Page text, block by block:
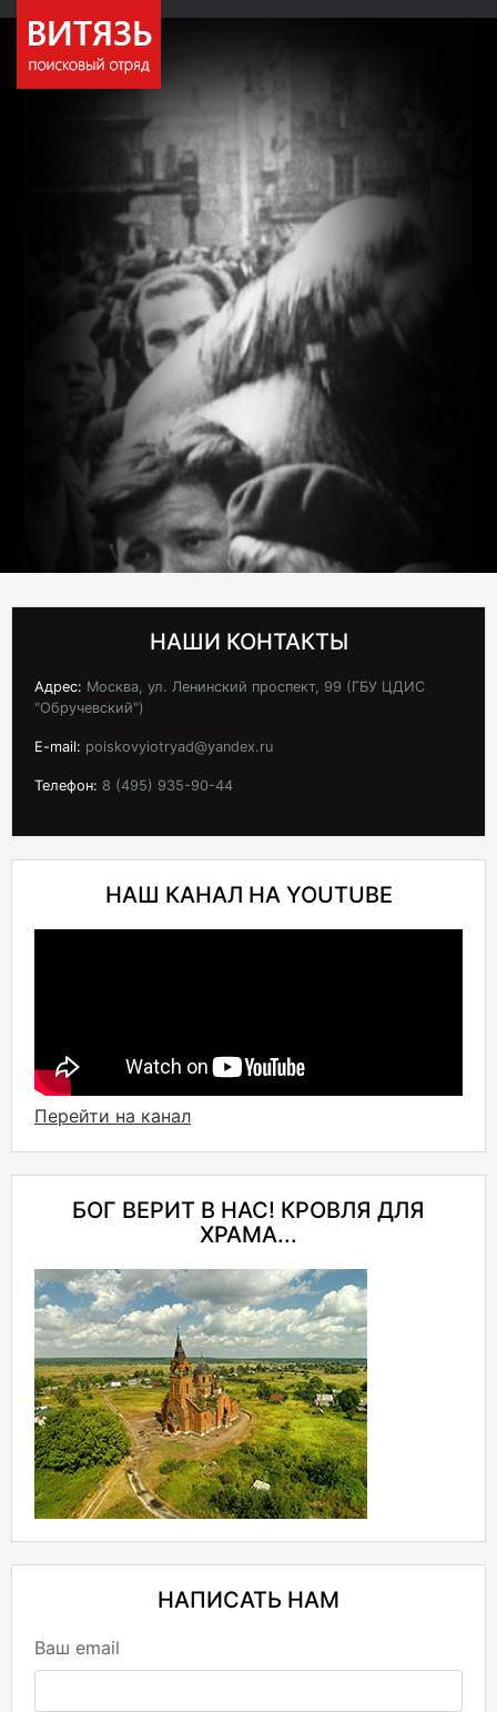
НАШИ КОНТАКТЫ
Адрес: Москва, ул. Ленинский проспект, 99 (ГБУ ЦДИС
"Обручевский")
E-mail: poiskovyiotryad@yandex.ru
Телефон: 8 (495) 935-90-44
НАШ КАНАЛ НА YOUTUBE
Перейти на канал
БОГ ВЕРИТ В НАС! КРОВЛЯ ДЛЯ
ХРАМА...
НАПИСАТЬ НАМ
Ваш email